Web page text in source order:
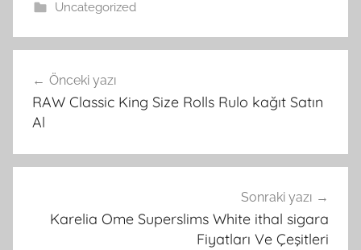
Uncategorized
gezinmesi
Önceki yazı
RAW Classic King Size Rolls Rulo kağıt Satın
Al
Sonraki yazı
Karelia Ome Superslims White ithal sigara
Fiyatları Ve Çeşitleri